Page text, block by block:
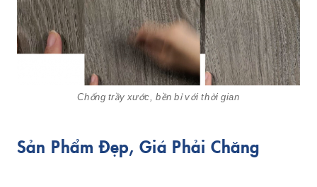
Chống trầy xước, bền bỉ với thời gian
Sản Phẩm Đẹp, Giá Phải Chăng